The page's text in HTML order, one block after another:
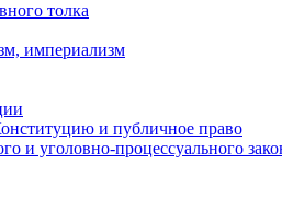
толка
империализм
и публичное право
и уголовно-процессуального